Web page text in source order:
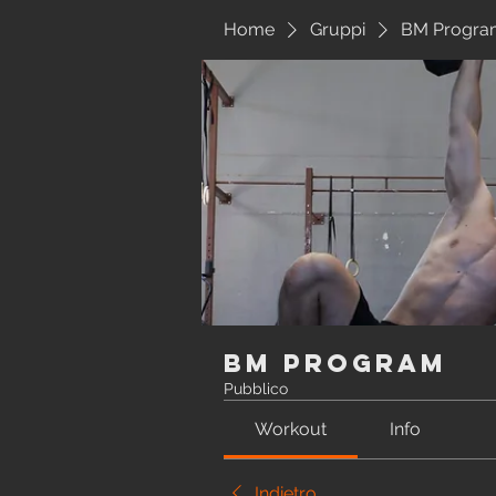
Home Gruppi BM
BM Program
Pubblico
Workout Info